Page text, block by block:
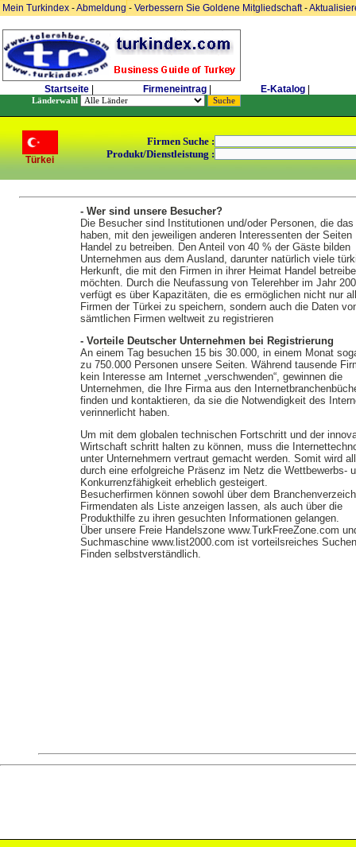
Mein Turkindex -Abmeldung- Verbessern Sie Goldene Mitgliedschaft-
Startseite Firmeneintrag E-Katalog
Länderwahl
Türkei
Firmen Suche :
Produkt/Dienstleistung :
- Wer sind unsere Besucher?
Die Besucher sind Institutionen und/oder Personen, die
haben, mit den jeweiligen anderen Interessenten der Seiten
Handel zu betreiben. Den Anteil von 40 % der Gäste bilden
Unternehmen aus dem Ausland, darunter natürlich viele
Herkunft, die mit den Firmen in ihrer Heimat Handel
möchten. Durch die Neufassung von Telerehber im Jahr
verfügt es über Kapazitäten, die es ermöglichen nicht nur
Firmen der Türkei zu speichern, sondern auch die Daten
sämtlichen Firmen weltweit zu registrieren
- Vorteile Deutscher Unternehmen bei Registrierung
An einem Tag besuchen 15 bis 30.000, in einem Monat
zu 750.000 Personen unsere Seiten. Während tausende
kein Interesse am Internet „verschwenden“, gewinnen die
Unternehmen, die Ihre Firma aus den
finden und kontaktieren, da sie die Notwendigkeit des
verinnerlicht haben.
Um mit dem globalen technischen Fortschritt und der
Wirtschaft schritt halten zu können, muss die
unter Unternehmern vertraut gemacht werden. Somit wird
durch eine erfolgreiche Präsenz im Netz die Wettbewerbs-
Konkurrenzfähigkeit erheblich gesteigert.
Besucherfirmen können sowohl über dem
Firmendaten als Liste anzeigen lassen, als auch über die
Produkthilfe zu ihren gesuchten Informationen gelangen.
Über unsere Freie Handelszone www.TurkFreeZone.com
Suchmaschine www.list2000.com ist vorteilsreiches
Finden selbstverständlich.